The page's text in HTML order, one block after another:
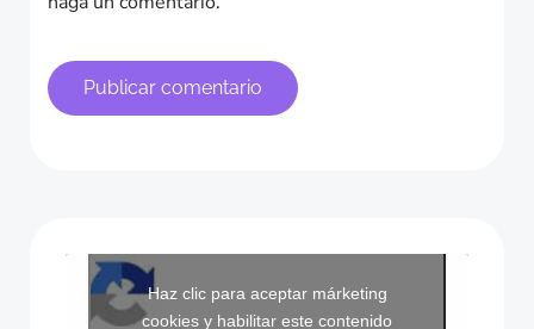
Haz clic para aceptar márketing
cookies y habilitar este contenido